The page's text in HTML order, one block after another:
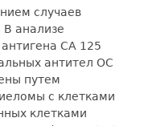
случаев
анализе
антигена СА 125
антител ОС
путем
с клетками
клетками